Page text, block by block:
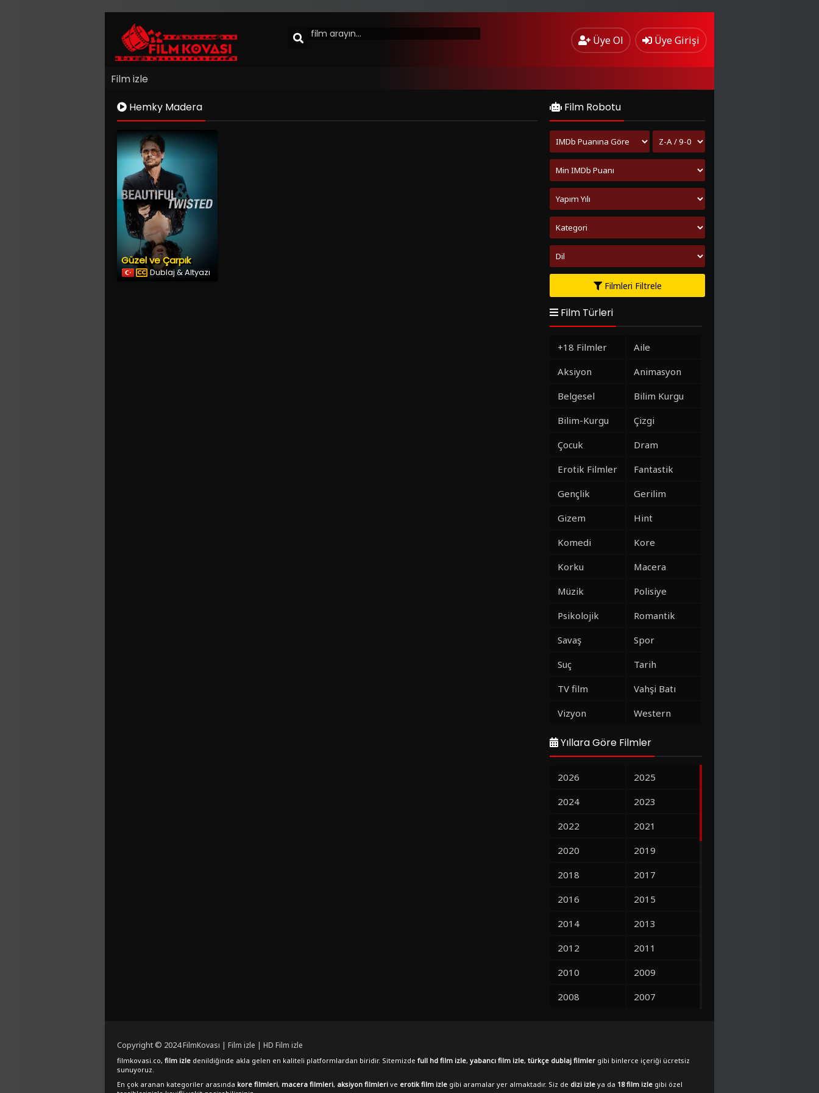
Üye Ol Üye Girişi
Film izle
Hemky Madera
Güzel ve Çarpık
Dublaj & Altyazı
Film Robotu
Filmleri Filtrele
Film Türleri
+18 Filmler
Aile
Aksiyon
Animasyon
Belgesel
Bilim Kurgu
Bilim-Kurgu
Çizgi
Çocuk
Dram
Erotik Filmler
Fantastik
Gençlik
Gerilim
Gizem
Hint
Komedi
Kore
Korku
Macera
Müzik
Polisiye
Psikolojik
Romantik
Savaş
Spor
Suç
Tarih
TV film
Vahşi Batı
Vizyon
Western
Yıllara Göre Filmler
2026
2025
2024
2023
2022
2021
2020
2019
2018
2017
2016
2015
2014
2013
2012
2011
2010
2009
2008
2007
Copyright © 2024FilmKovası | Film izle | HD Film izle
filmkovasi.co, film izle denildiğinde akla gelen en kaliteli platformlardan biridir. Sitemizde full hd film izle, yabancı film izle, türkçe dublaj filmler gibi binlerce içeriği ücretsiz
sunuyoruz.
En çok aranan kategoriler arasında kore filmleri, macera filmleri, aksiyon filmleri ve erotik film izle gibi aramalar yer almaktadır. Siz de dizi izle ya da 18 film izle gibi özel